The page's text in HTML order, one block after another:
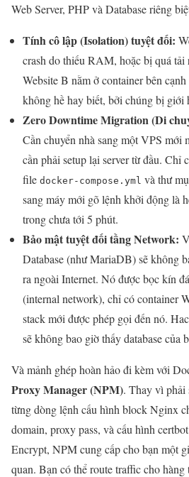
Web Server, PHP và Database riêng
Tính cô lập (Isolation) tuyệt đối:
crash do thiếu RAM, hoặc bị quá tải
Website B nằm ở container bên
không hề hay biết, bởi chúng bị giới
Zero Downtime Migration (Di
Cần chuyển nhà sang một VPS mới
cần phải setup lại server từ đầu. Chỉ
file docker-compose.yml và thư
sang máy mới gõ lệnh khởi động là
trong chưa tới 5 phút.
Bảo mật tuyệt đối tầng Network:
Database (như MariaDB) sẽ không
ra ngoài Internet. Nó được bọc kín
(internal network), chỉ có container
stack mới được phép gọi đến nó.
sẽ không bao giờ thấy database của
Và mảnh ghép hoàn hảo đi kèm với
Proxy Manager (NPM). Thay vì phải
từng dòng lệnh cấu hình block Nginx
domain, proxy pass, và cấu hình
Encrypt, NPM cung cấp cho bạn một
quan. Bạn có thể route traffic cho